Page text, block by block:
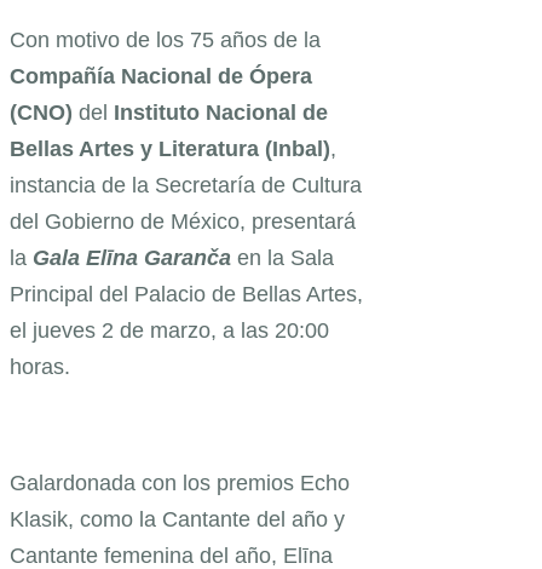
Con motivo de los 75 años de la
Compañía Nacional de Ópera
(CNO) del Instituto Nacional de
Bellas Artes y Literatura (Inbal),
instancia de la Secretaría de Cultura
del Gobierno de México, presentará
la Gala Elīna Garanča en la Sala
Principal del Palacio de Bellas Artes,
el jueves 2 de marzo, a las 20:00
horas.
Galardonada con los premios Echo
Klasik, como la Cantante del año y
Cantante femenina del año, Elīna